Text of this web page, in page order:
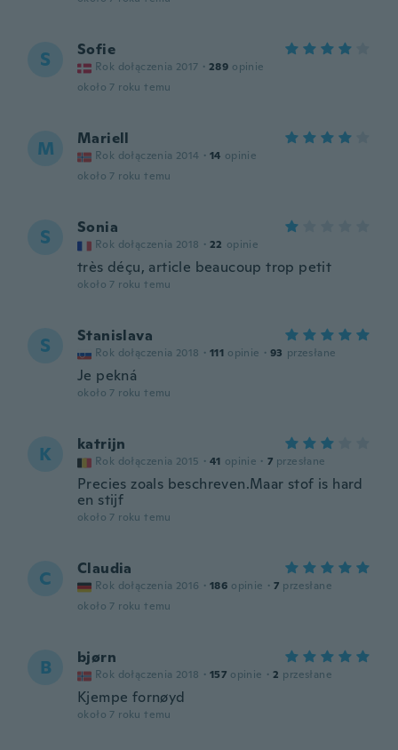
S Sofie
Rok dołączenia 2017 · 289 opinie
około 7 roku temu
M Mariell
Rok dołączenia 2014 · 14 opinie
około 7 roku temu
S Sonia
Rok dołączenia 2018 · 22 opinie
très déçu, article beaucoup trop petit
około 7 roku temu
S Stanislava
Rok dołączenia 2018 · 111 opinie · 93 przesłane
Je pekná
około 7 roku temu
K katrijn
Rok dołączenia 2015 · 41 opinie · 7 przesłane
Precies zoals beschreven.Maar stof is hard
en stijf
około 7 roku temu
C Claudia
Rok dołączenia 2016 · 186 opinie · 7 przesłane
około 7 roku temu
B bjørn
Rok dołączenia 2018 · 157 opinie · 2 przesłane
Kjempe fornøyd
około 7 roku temu